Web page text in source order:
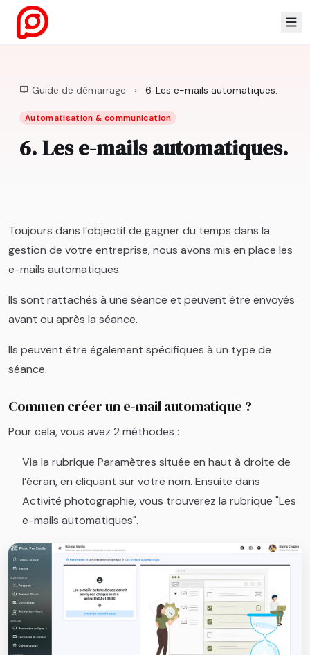
Guide de démarrage › 6. Les e-mails automatiques.
Automatisation & communication
6. Les e-mails automatiques.
Toujours dans l’objectif de gagner du temps dans la
gestion de votre entreprise, nous avons mis en place les
e-mails automatiques.
Ils sont rattachés à une séance et peuvent être envoyés
avant ou après la séance.
Ils peuvent être également spécifiques à un type de
séance.
Commen créer un e-mail automatique ?
Pour cela, vous avez 2 méthodes :
Via la rubrique Paramètres située en haut à droite de
l’écran, en cliquant sur votre nom. Ensuite dans
Activité photographie, vous trouverez la rubrique "Les
e-mails automatiques".